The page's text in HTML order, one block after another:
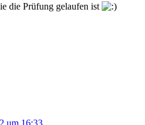
die Prüfung gelaufen ist
um 16:33